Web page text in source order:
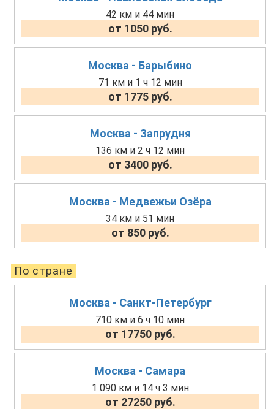
42 км и 44 мин
от 1050 руб.
Москва - Барыбино
71 км и 1 ч 12 мин
от 1775 руб.
Москва - Запрудня
136 км и 2 ч 12 мин
от 3400 руб.
Москва - Медвежьи Озёра
34 км и 51 мин
от 850 руб.
По стране
Москва - Санкт-Петербург
710 км и 6 ч 10 мин
от 17750 руб.
Москва - Самара
1 090 км и 14 ч 3 мин
от 27250 руб.